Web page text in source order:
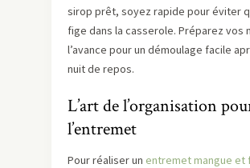
sirop prêt, soyez rapide pour éviter
fige dans la casserole. Préparez vos
l’avance pour un démoulage facile
nuit de repos.
L’art de l’organisation
l’entremet
Pour réaliser un entremet mangue et